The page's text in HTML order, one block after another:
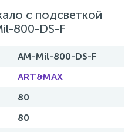
с подсветкой
800-DS-F
AM-Mil-800-DS-F
ART&MAX
80
80